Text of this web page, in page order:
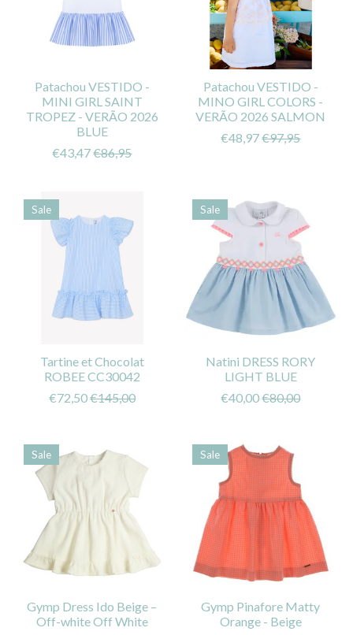
Patachou VESTIDO -
MINI GIRL SAINT
TROPEZ - VERÃO 2026
BLUE
€43,47€86,95
Patachou VESTIDO -
MINO GIRL COLORS -
VERÃO 2026 SALMON
€48,97€97,95
Sale
Tartine et Chocolat
ROBEE CC30042
€72,50€145,00
Sale
Natini DRESS RORY
LIGHT BLUE
€40,00€80,00
Sale
Gymp Dress Ido Beige –
Off-white Off White
Sale
Gymp Pinafore Matty
Orange - Beige